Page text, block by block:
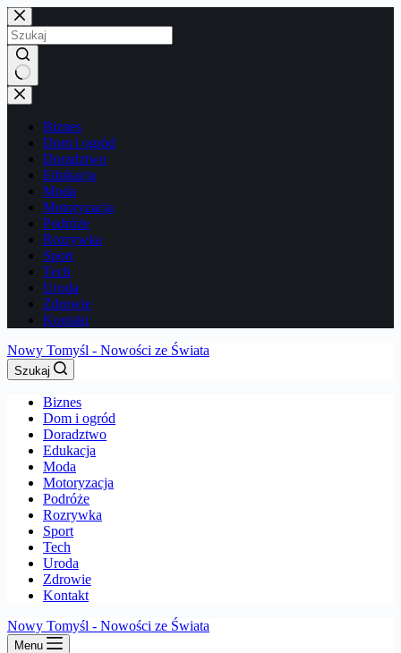
Przejdź
do
treści
Brak
wyników
Biznes
Dom i ogród
Doradztwo
Edukacja
Moda
Motoryzacja
Podróże
Rozrywka
Sport
Tech
Uroda
Zdrowie
Kontakt
Nowy Tomyśl - Nowości ze Świata
Szukaj
Biznes
Dom i ogród
Doradztwo
Edukacja
Moda
Motoryzacja
Podróże
Rozrywka
Sport
Tech
Uroda
Zdrowie
Kontakt
Nowy Tomyśl - Nowości ze Świata
Menu